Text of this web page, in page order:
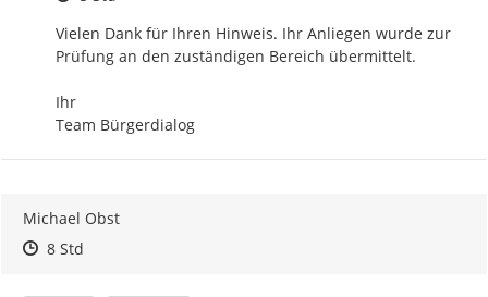
Vielen Dank für Ihren Hinweis. Ihr Anliegen wurde zur
Prüfung an den zuständigen Bereich übermittelt.
Ihr
Team Bürgerdialog
Michael Obst
Zeitpunkt des Erstellens
Zeitpunkt des Erstellens
8 StdZur Äußerung